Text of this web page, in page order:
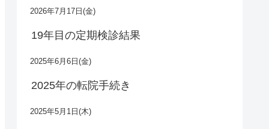
2026年7月17日(金)
19年目の定期検診結果
2025年6月6日(金)
2025年の転院手続き
2025年5月1日(木)